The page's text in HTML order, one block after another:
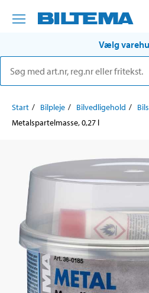
Vælg
Start Bilpleje Bilvedligehold
Metalspartelmasse, 0,27 l